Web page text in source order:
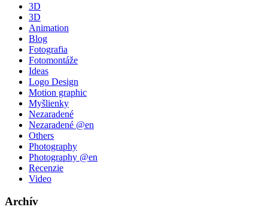
3D
3D
Animation
Blog
Fotografia
Fotomontáže
Ideas
Logo Design
Motion graphic
Myšlienky
Nezaradené
Nezaradené @en
Others
Photography
Photography @en
Recenzie
Video
Archív